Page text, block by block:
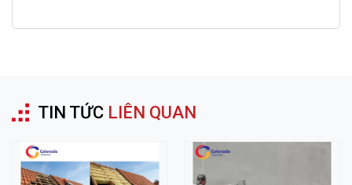
TIN TỨC LIÊN QUAN